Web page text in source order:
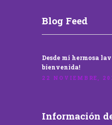
Blog Feed
Desde mi hermosa
bienvenida!
22 NOVIEMBRE,
Información